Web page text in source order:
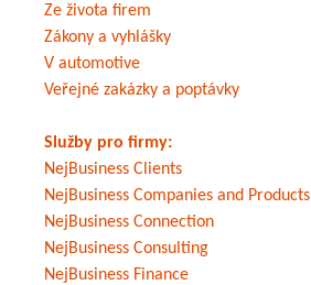
Ze života firem
Zákony a vyhlášky
V automotive
Veřejné zakázky a poptávky
Služby pro firmy:
NejBusiness Clients
NejBusiness Companies and Products
NejBusiness Connection
NejBusiness Consulting
NejBusiness Finance